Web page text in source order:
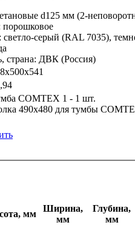
d125 мм (2-
светло-серый (RAL 7035),
страна: ДВК (Россия)
COMTEX 1 - 1 шт.
490х480 для тумбы
мм
Ширина,
мм
Глубина,
мм